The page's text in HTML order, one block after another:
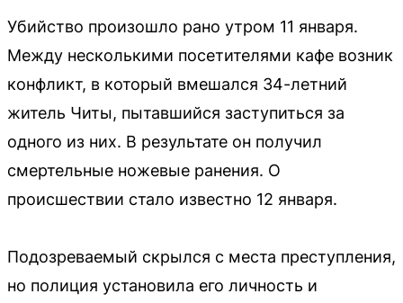
Убийство произошло рано утром 11 января.
Между несколькими посетителями кафе возник
конфликт, в который вмешался 34-летний
житель Читы, пытавшийся заступиться за
одного из них. В результате он получил
смертельные ножевые ранения. О
происшествии стало известно 12 января.
Подозреваемый скрылся с места преступления,
но полиция установила его личность и